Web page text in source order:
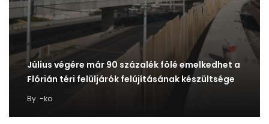
Július végére már 90 százalék fölé emelkedhet a
Flórián téri felüljárók felújításának készültsége
By -ko